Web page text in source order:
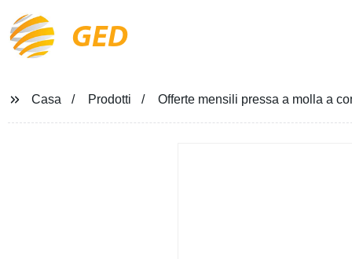
GED
Casa Prodotti Offerte mensili pressa a molla a